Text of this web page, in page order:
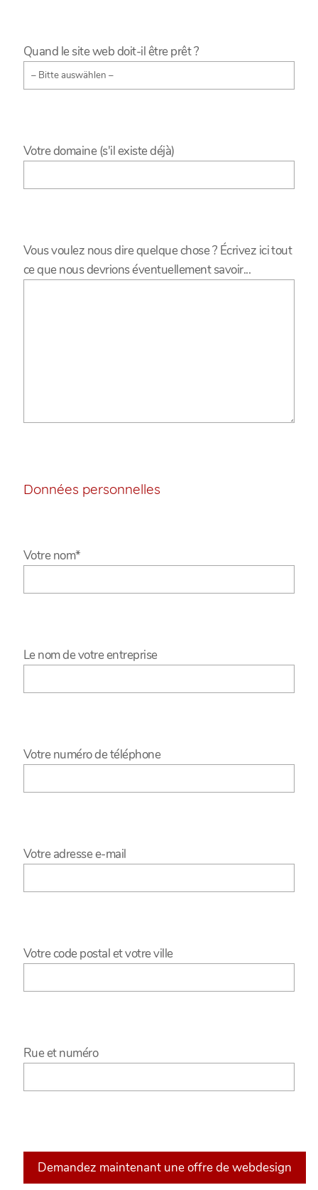
Quand le site web doit-il être prêt ?
Votre domaine (s'il existe déjà)
Vous voulez nous dire quelque chose ? Écrivez ici tout
ce que nous devrions éventuellement savoir...
Données personnelles
Votre nom*
Le nom de votre entreprise
Votre numéro de téléphone
Votre adresse e-mail
Votre code postal et votre ville
Rue et numéro
Bitte
lasse